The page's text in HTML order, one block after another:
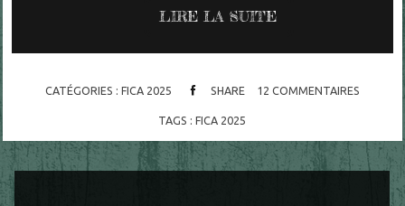
LIRE LA SUITE
CATÉGORIES : FICA 2025 SHARE 12 COMMENTAIRES
TAGS :FICA 2025